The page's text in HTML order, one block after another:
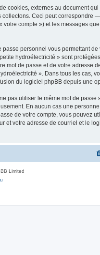
cookies, externes au document
Ceci peut correspondre
compte ») et les messages
personnel vous permettant
hydroélectricité » sont
mot de passe et de votre adresse
». Dans tous les cas,
du logiciel phpBB depuis une
pas utiliser le même mot de passe
En aucun cas une
de votre compte, vous pouvez
et votre adresse de courriel et le
Limited